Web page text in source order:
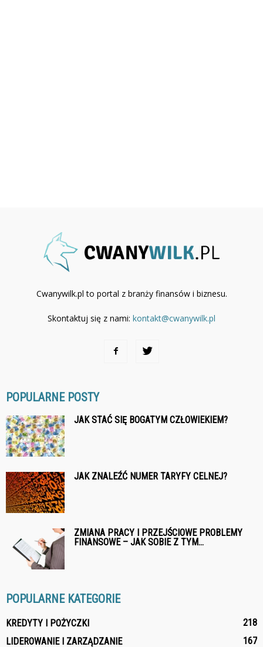
Cwanywilk.pl to portal z branży finansów i biznesu.
Skontaktuj się z nami: kontakt@cwanywilk.pl
POPULARNE POSTY
JAK STAĆ SIĘ BOGATYM CZŁOWIEKIEM?
JAK ZNALEŹĆ NUMER TARYFY CELNEJ?
ZMIANA PRACY I PRZEJŚCIOWE PROBLEMY
FINANSOWE – JAK SOBIE Z TYM...
POPULARNE KATEGORIE
KREDYTY I POŻYCZKI
218
LIDEROWANIE I ZARZĄDZANIE
167